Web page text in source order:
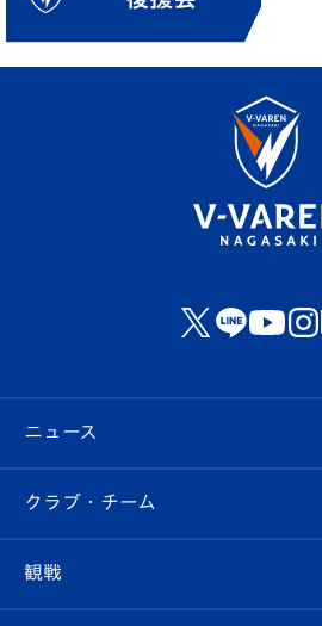
ニュース
すべて
クラブ
クラブ・チーム
観戦